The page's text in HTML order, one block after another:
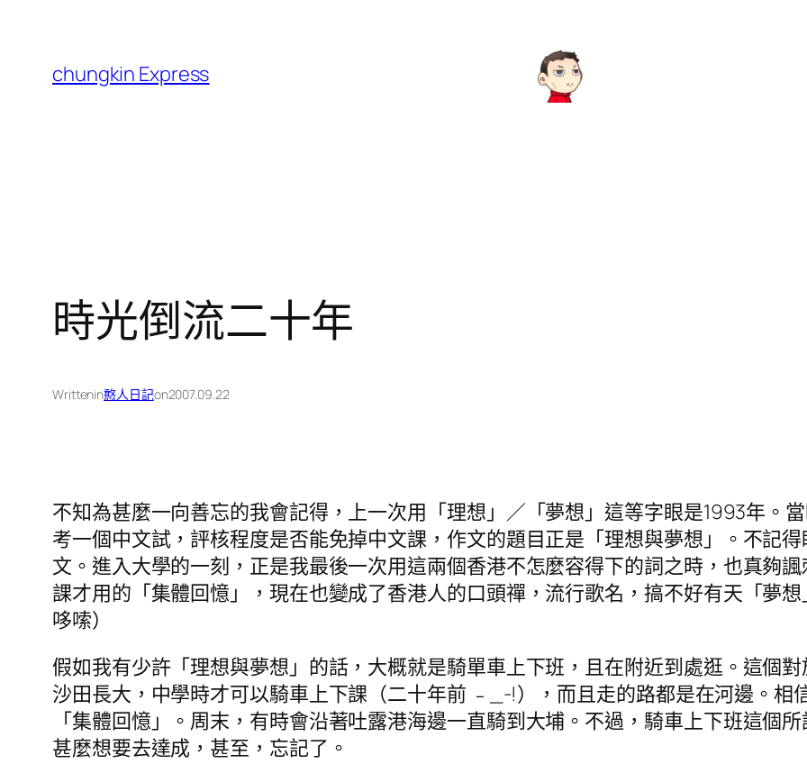
chungkin Express
時光倒流二十年
Writtenin憨人日記on2007.09.22
不知為甚麼一向善忘的我會記得，上一次用「理想」／「夢想」這等字眼是1993年。
考一個中文試，評核程度是否能免掉中文課，作文的題目正是「理想與夢想」。不記
文。進入大學的一刻，正是我最後一次用這兩個香港不怎麼容得下的詞之時，也真夠
課才用的「集體回憶」，現在也變成了香港人的口頭禪，流行歌名，搞不好有天「夢
哆嗦）
假如我有少許「理想與夢想」的話，大概就是騎單車上下班，且在附近到處逛。這個
沙田長大，中學時才可以騎車上下課（二十年前 ﹣_-!），而且走的路都是在河邊。相
「集體回憶」。周末，有時會沿著吐露港海邊一直騎到大埔。不過，騎車上下班這個
甚麼想要去達成，甚至，忘記了。